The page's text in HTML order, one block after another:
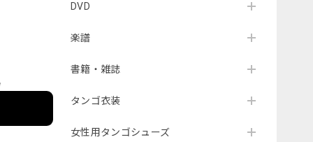
DVD
楽譜
書籍・雑誌
タンゴ衣装
女性用タンゴシューズ